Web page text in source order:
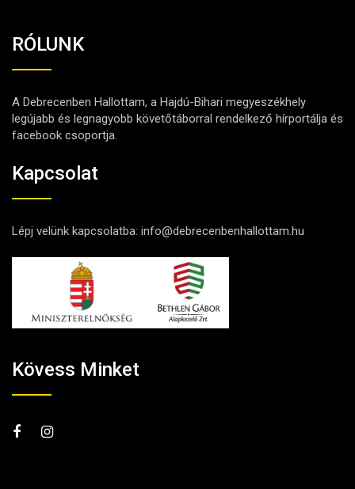
RÓLUNK
A Debrecenben Hallottam, a Hajdú-Bihari megyeszékhely
legújabb és legnagyobb követőtáborral rendelkező hírportálja és
facebook csoportja.
Kapcsolat
Lépj velünk kapcsolatba: info@debrecenbenhallottam.hu
Kövess Minket